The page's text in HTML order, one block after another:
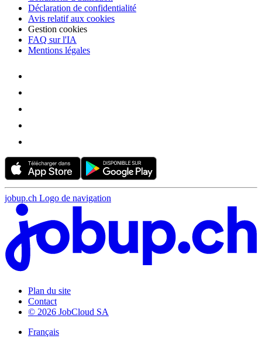
Déclaration de confidentialité
Avis relatif aux cookies
Gestion cookies
FAQ sur l'IA
Mentions légales
jobup.ch Logo de navigation
Plan du site
Contact
© 2026 JobCloud SA
Français